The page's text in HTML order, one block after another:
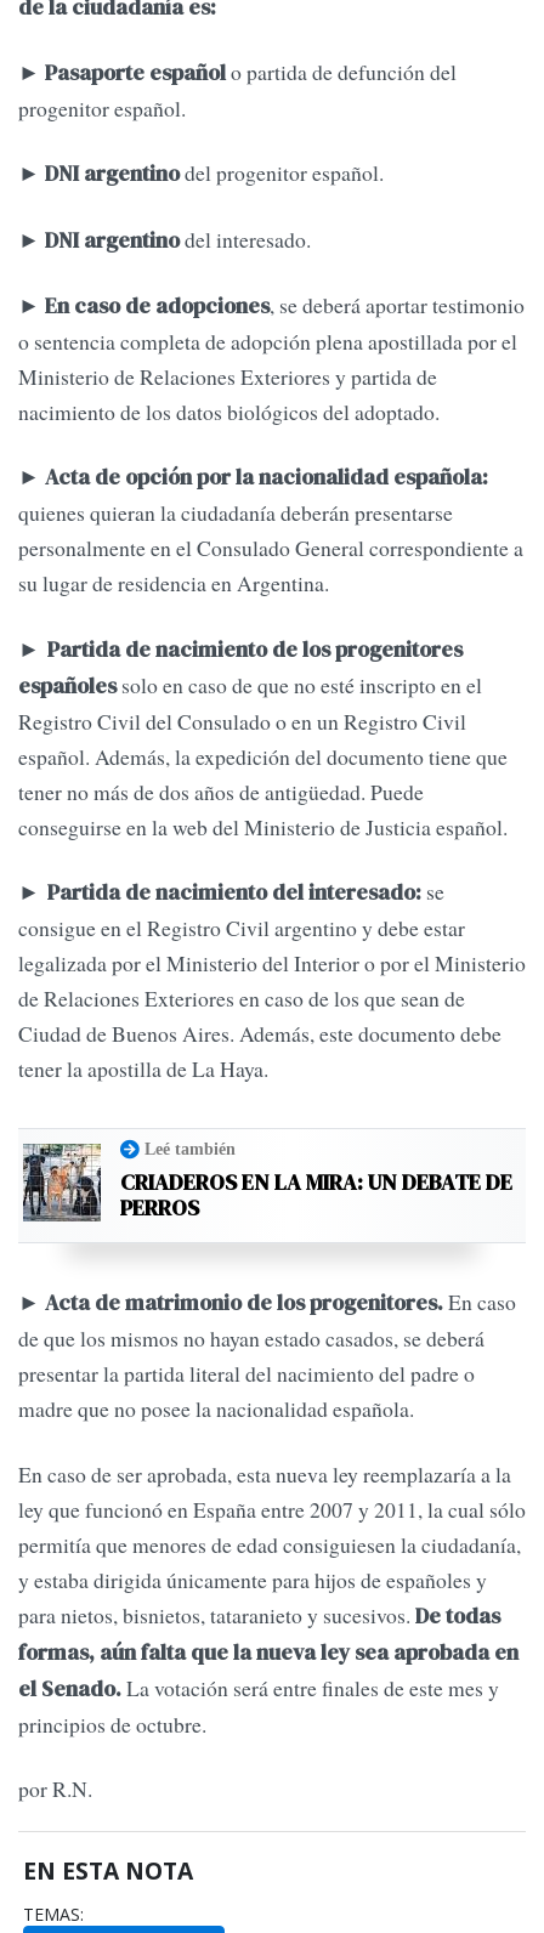
de la ciudadanía es:
► Pasaporte españolo partida de defunción del
progenitor español.
► DNI argentinodel progenitor español.
► DNI argentinodel interesado.
► En caso de adopciones, se deberá aportar testimonio
o sentencia completa de adopción plena apostillada por el
Ministerio de Relaciones Exteriores y partida de
nacimiento de los datos biológicos del adoptado.
► Acta de opción por la nacionalidad española:
quienes quieran la ciudadanía deberán presentarse
personalmente en el Consulado General correspondiente a
su lugar de residencia en Argentina.
► Partida de nacimiento de los progenitores
españolessolo en caso de que no esté inscripto en el
Registro Civil del Consulado o en un Registro Civil
español. Además, la expedición del documento tiene que
tener no más de dos años de antigüedad. Puede
conseguirse en la web del Ministerio de Justicia español.
► Partida de nacimiento del interesado: se
consigue en el Registro Civil argentino y debe estar
legalizada por el Ministerio del Interior o por el Ministerio
de Relaciones Exteriores en caso de los que sean de
Ciudad de Buenos Aires. Además, este documento debe
tener la apostilla de La Haya.
Leé también
CRIADEROS EN LA MIRA: UN DEBATE DE
PERROS
► Acta de matrimonio de los progenitores.En caso
de que los mismos no hayan estado casados, se deberá
presentar la partida literal del nacimiento del padre o
madre que no posee la nacionalidad española.
En caso de ser aprobada, esta nueva ley reemplazaría a la
ley que funcionó en España entre 2007 y 2011, la cual sólo
permitía que menores de edad consiguiesen la ciudadanía,
y estaba dirigida únicamente para hijos de españoles y
para nietos, bisnietos, tataranieto y sucesivos. De todas
formas, aún falta que la nueva ley sea aprobada en
el Senado.La votación será entre finales de este mes y
principios de octubre.
por R.N.
EN ESTA NOTA
TEMAS: